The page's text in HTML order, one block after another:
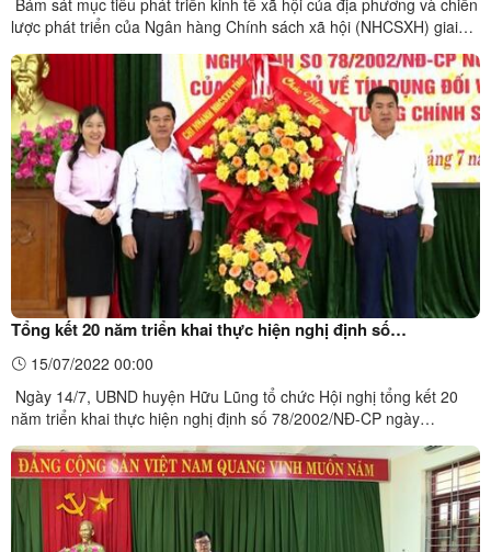
lược phát triển của Ngân hàng Chính sách xã hội (NHCSXH) giai
huyện Hữu Lũng đã tập trung mọi nguồn lực để giải ngân các
chương trình tín dụng ưu đãi trên địa bàn.Trong 05 ...
Tổng kết 20 năm triển khai thực hiện nghị định số
78/2002/NĐ-CP của Chính phủ về tín dụng đối với người
nghèo và các đối tượng chính sách khác
15/07/2022 00:00
Ngày 14/7, UBND huyện Hữu Lũng tổ chức Hội nghị tổng kết 20
năm triển khai thực hiện nghị định số 78/2002/NĐ-CP ngày
đối tượng chính sách khác. Dự hội nghị có đồng chí Phan Anh
Thắng, Phó giám đốc Chi nhánh Ngân hàng CSXH tỉnh Lạng ...